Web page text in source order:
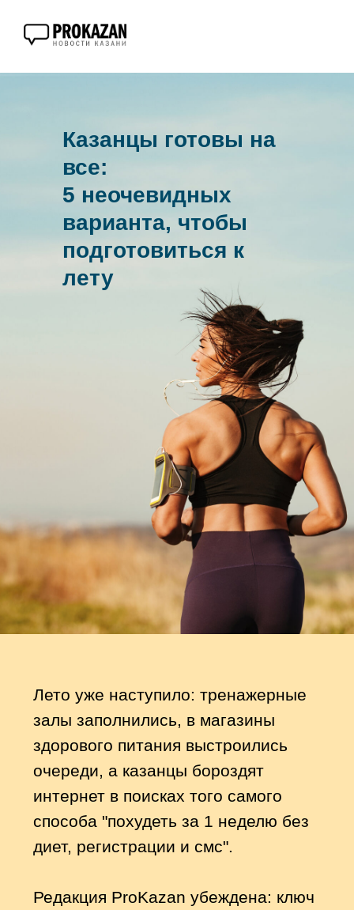
Казанцы готовы на
все:
5 неочевидных
варианта, чтобы
подготовиться к
лету
Лето уже наступило: тренажерные
залы заполнились, в магазины
здорового питания выстроились
очереди, а казанцы бороздят
интернет в поисках того самого
способа "похудеть за 1 неделю без
диет, регистрации и смс".
Стоит признать, что мы (хоть и
волшебству. Но кое-чем поможем!
философия которых основывается
на оздоровлении жителей города. А
запросили как можно больше фото